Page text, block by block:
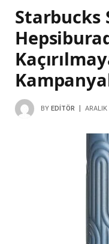
Starbucks
BY EDITÖR